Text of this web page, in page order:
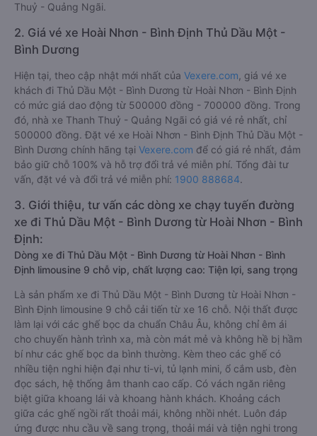
Thuỷ - Quảng Ngãi.
2. Giá vé xe Hoài Nhơn - Bình Định Thủ Dầu Một -
Bình Dương
Hiện tại, theo cập nhật mới nhất của Vexere.com , giá vé xe
khách đi Thủ Dầu Một - Bình Dương từ Hoài Nhơn - Bình Định
có mức giá dao động từ 500000 đồng - 700000 đồng. Trong
đó, nhà xe Thanh Thuỷ - Quảng Ngãi có giá vé rẻ nhất, chỉ
500000 đồng. Đặt vé xe Hoài Nhơn - Bình Định Thủ Dầu Một -
Bình Dương chính hãng tại Vexere.com để có giá rẻ nhất, đảm
bảo giữ chỗ 100% và hỗ trợ đổi trả vé miễn phí. Tổng đài tư
vấn, đặt vé và đổi trả vé miễn phí: 1900 888684.
3. Giới thiệu, tư vấn các dòng xe chạy tuyến đường
xe đi Thủ Dầu Một - Bình Dương từ Hoài Nhơn - Bình
Định:
Dòng xe đi Thủ Dầu Một - Bình Dương từ Hoài Nhơn - Bình
Định limousine 9 chỗ vip, chất lượng cao: Tiện lợi, sang trọng
Là sản phẩm xe đi Thủ Dầu Một - Bình Dương từ Hoài Nhơn -
Bình Định limousine 9 chỗ cải tiến từ xe 16 chỗ. Nội thất được
làm lại với các ghế bọc da chuẩn Châu Âu, không chỉ êm ái
cho chuyến hành trình xa, mà còn mát mẻ và không hề bị hầm
bí như các ghế bọc da bình thường. Kèm theo các ghế có
nhiều tiện nghi hiện đại như ti-vi, tủ lạnh mini, ổ cắm usb, đèn
đọc sách, hệ thống âm thanh cao cấp. Có vách ngăn riêng
biệt giữa khoang lái và khoang hành khách. Khoảng cách
giữa các ghế ngồi rất thoải mái, không nhồi nhét. Luôn đáp
ứng được nhu cầu về sang trọng, thoải mái và tiện nghi trong